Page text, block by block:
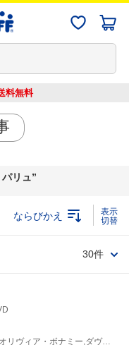
料無料
リュ
ならびかえ
30件
ミヒャエル・コーエン,オリヴィア・ボナミー,ダヴィット・モロー(監督),ザヴィエ・パリュ(監督)